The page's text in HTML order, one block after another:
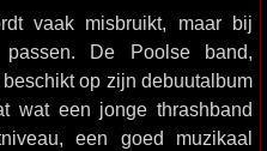
vaak misbruikt, maar bij
De Poolse band,
op zijn debuutalbum
wat een jonge thrashband
een goed muzikaal